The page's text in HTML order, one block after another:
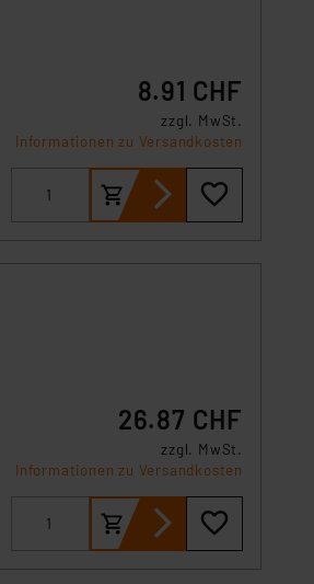
8.91 CHF
zzgl. MwSt.
Informationen zu Versandkosten
26.87 CHF
zzgl. MwSt.
Informationen zu Versandkosten